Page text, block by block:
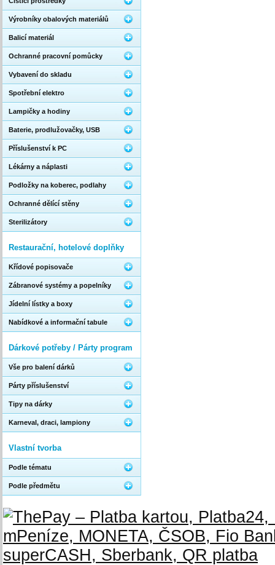
Výrobníky obalových materiálů
Balicí materiál
Ochranné pracovní pomůcky
Vybavení do skladu
Spotřební elektro
Lampičky a hodiny
Baterie, prodlužovačky, USB
Příslušenství k PC
Lékárny a náplasti
Podložky na koberec, podlahy
Ochranné dělící stěny
Sterilizátory
Restaurační, hotelové doplňky
Křídové popisovače
Zábranové systémy a popelníky
Jídelní lístky a boxy
Nabídkové a informační tabule
Dárkové potřeby / Párty program
Vše pro balení dárků
Párty příslušenství
Tipy na dárky
Karneval, draci, lampiony
Vlastní tvorba
Podle tématu
Podle předmětu